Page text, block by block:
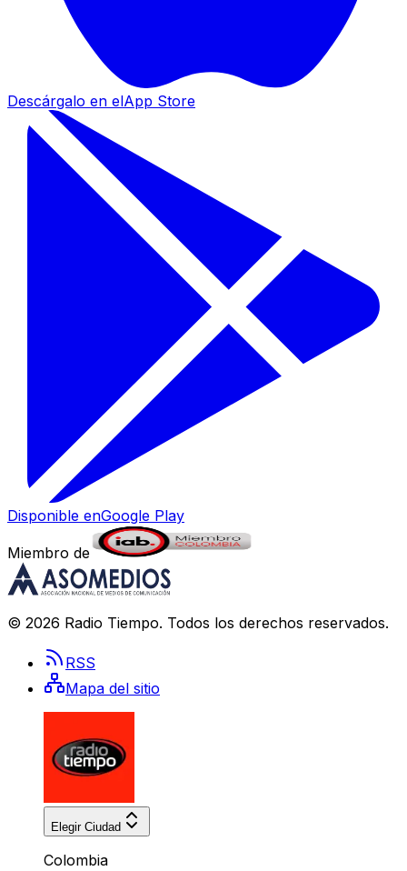
Descárgalo en elApp Store
Disponible enGoogle Play
Miembro de
© 2026 Radio Tiempo. Todos los derechos reservados.
RSS
Mapa del sitio
Elegir Ciudad
Colombia